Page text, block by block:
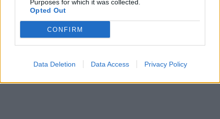
Purposes for which it was collected.
Opted Out
CONFIRM
Data Deletion Data Access Privacy Policy
πρώην ηθοποιός βρίσκεται πλέον σε δύο
μοναστήρια στη νότια Τανζανία, ενώ
πνευματικός της καθοδηγητής είναι ο γέροντας
στηρίζει στη μοναχική της πορεία.